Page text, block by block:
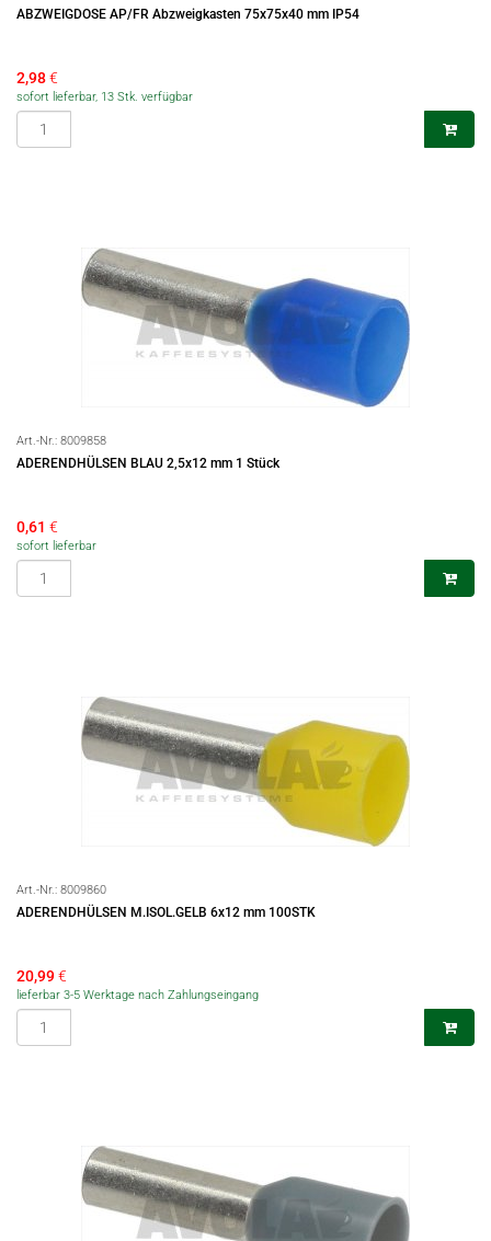
ABZWEIGDOSE AP/FR Abzweigkasten 75x75x40 mm IP54
2,98€
sofort lieferbar, 13 Stk. verfügbar
Art.-Nr.: 8009858
ADERENDHÜLSEN BLAU 2,5x12 mm 1 Stück
0,61 €
sofort lieferbar
Art.-Nr.: 8009860
ADERENDHÜLSEN M.ISOL.GELB 6x12 mm 100STK
20,99€
lieferbar 3-5 Werktage nach Zahlungseingang